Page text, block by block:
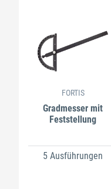
FORTIS
Gradmesser mit
Feststellung
5 Ausführungen